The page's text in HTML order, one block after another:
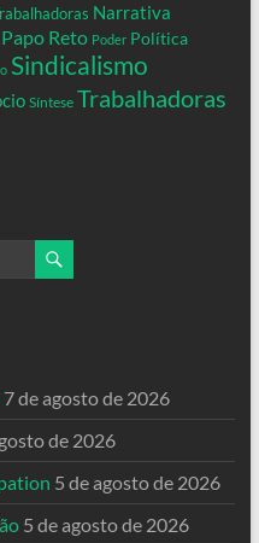
Narrativa
Papo Reto Poder Política
Sindicalismo
Síntese Trabalhadoras
7 de agosto de 2026
de 2026
5 de agosto de 2026
5 de agosto de 2026